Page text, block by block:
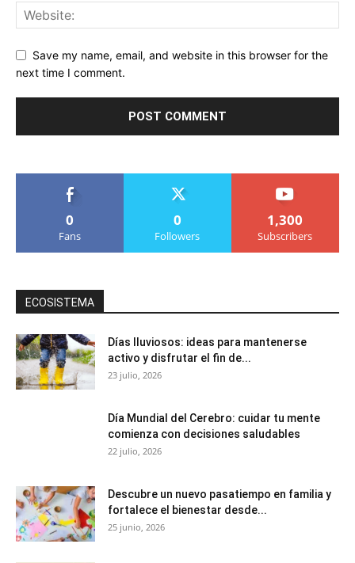
Save my name, email, and website in this browser for the
next time I comment.
0
Fans
0
Followers
1,300
Subscribers
ECOSISTEMA
Días lluviosos: ideas para mantenerse
activo y disfrutar el fin de...
23 julio, 2026
Día Mundial del Cerebro: cuidar tu mente
comienza con decisiones saludables
22 julio, 2026
Descubre un nuevo pasatiempo en familia y
fortalece el bienestar desde...
25 junio, 2026